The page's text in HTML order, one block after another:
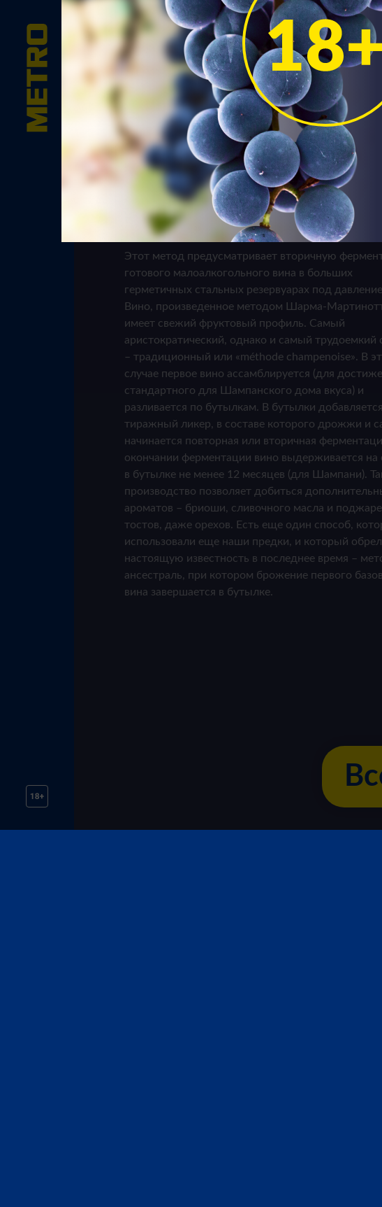
Существует несколько способов
производства игристых вин. Наиболее
распространенный метод, тот самый,
который применяется при производстве
просекко – метод Шарма-Мартинотти.
Этот метод предусматривает вторичную
готового малоалкогольного вина в больших
герметичных стальных резервуарах под
Вино, произведенное методом Шарма-
имеет свежий фруктовый профиль. Самый
аристократический, однако и самый трудоемкий
– традиционный или «méthode champenoise». В
случае первое вино ассамблируется (для
стандартного для Шампанского дома вкуса) и
разливается по бутылкам. В бутылки добавляется
тиражный ликер, в составе которого дрожжи и
начинается повторная или вторичная
окончании ферментации вино выдерживается на
в бутылке не менее 12 месяцев (для Шампани).
производство позволяет добиться
ароматов – бриоши, сливочного масла и
тостов, даже орехов. Есть еще один способ,
использовали еще наши предки, и который обрел
настоящую известность в последнее время –
ансестраль, при котором брожение первого
вина завершается в бутылке.